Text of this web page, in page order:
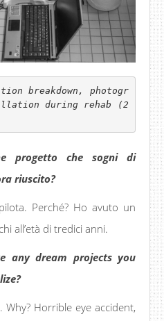
breakdown, photogr
during rehab (2
progetto che sogni di
riuscito?
Perché? Ho avuto un
all’età di tredici anni.
any dream projects you
Horrible eye accident,